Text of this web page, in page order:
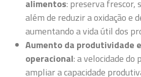
alimentos: preserva frescor,
além de reduzir a oxidação e
aumentando a vida útil dos
Aumento da produtividade
operacional: a velocidade do
ampliar a capacidade